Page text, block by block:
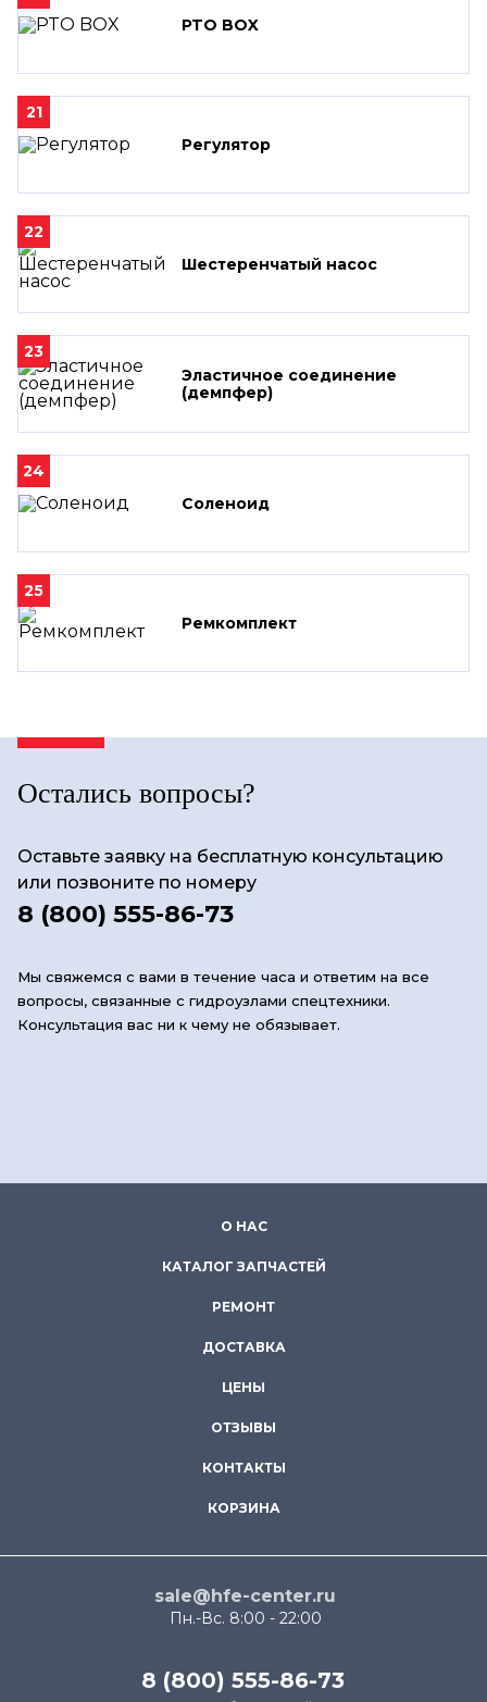
PTO BOX
21
Регулятор
22
Шестеренчатый насос
23
Эластичное соединение
(демпфер)
24
Соленоид
25
Ремкомплект
Остались вопросы?
Оставьте заявку на бесплатную консультацию
или позвоните по номеру
8 (800) 555-86-73
Мы свяжемся с вами в течение часа и ответим на все
вопросы, связанные с гидроузлами спецтехники.
Консультация вас ни к чему не обязывает.
О НАС
КАТАЛОГ ЗАПЧАСТЕЙ
РЕМОНТ
ДОСТАВКА
ЦЕНЫ
ОТЗЫВЫ
КОНТАКТЫ
КОРЗИНА
sale@hfe-center.ru
Пн.-Вс. 8:00 - 22:00
8 (800) 555-86-73